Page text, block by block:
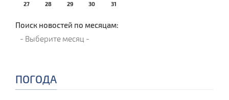
27 28 29 30 31
Поиск новостей по месяцам:
ПОГОДА